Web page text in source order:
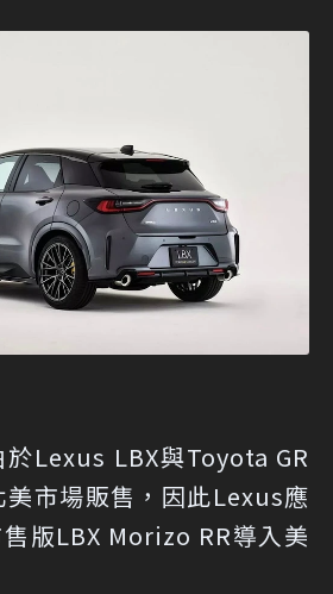
Lexus LBX與Toyota GR
市場販售，因此Lexus應
版LBX Morizo RR導入美